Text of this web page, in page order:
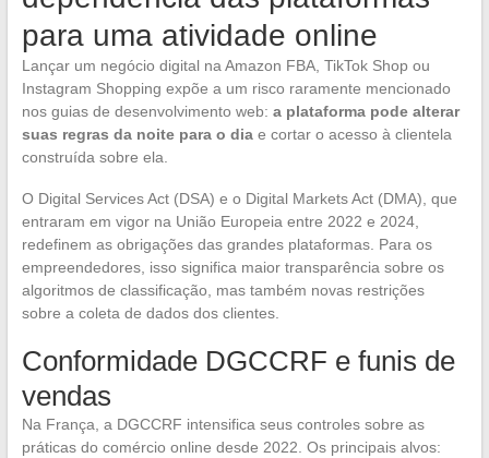
para uma atividade online
Lançar um negócio digital na Amazon FBA, TikTok Shop ou
Instagram Shopping expõe a um risco raramente mencionado
nos guias de desenvolvimento web: a plataforma pode alterar
suas regras da noite para o diae cortar o acesso à clientela
construída sobre ela.
O Digital Services Act (DSA) e o Digital Markets Act (DMA), que
entraram em vigor na União Europeia entre 2022 e 2024,
redefinem as obrigações das grandes plataformas. Para os
empreendedores, isso significa maior transparência sobre os
algoritmos de classificação, mas também novas restrições
sobre a coleta de dados dos clientes.
Conformidade DGCCRF e funis de
vendas
Na França, a DGCCRF intensifica seus controles sobre as
práticas do comércio online desde 2022. Os principais alvos: